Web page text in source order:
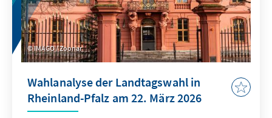
IMAGO / Zoonar
Wahlanalyse der Landtagswahl in
Rheinland-Pfalz am 22. März 2026